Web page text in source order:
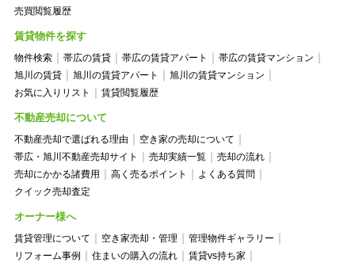
売買閲覧履歴
賃貸物件を探す
物件検索 帯広の賃貸 帯広の賃貸アパート
帯広の賃貸マンション
旭川の賃貸
旭川の賃貸アパート
旭川の賃貸マンション
お気に入りリスト
賃貸閲覧履歴
不動産売却について
不動産売却で選ばれる理由
空き家の売却について
帯広・旭川不動産売却サイト
売却実績一覧
売却の流れ
売却にかかる諸費用
高く売るポイント
よくある質問
クイック売却査定
オーナー様へ
賃貸管理について 空き家売却・管理
管理物件ギャラリー
リフォーム事例
住まいの購入の流れ
賃貸vs持ち家